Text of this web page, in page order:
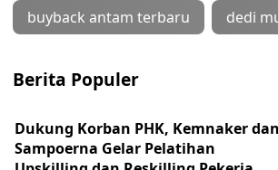
buyback antam terbaru dedi
Berita Populer
Dukung Korban PHK, Kemnaker dan
Sampoerna Gelar Pelatihan